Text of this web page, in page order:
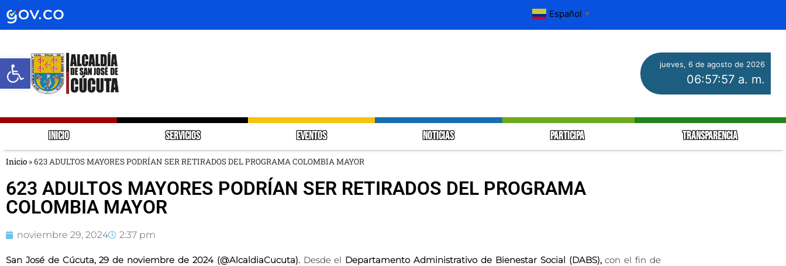
Abrir barra de herramientas
Español ▼
jueves, 6 de agosto de 2026
06:57:58 a. m.
INICIO SERVICIOS EVENTOS NOTICIAS PARTICIPA TRANSPARENCIA
Inicio »623 ADULTOS MAYORES PODRÍAN SER RETIRADOS DEL PROGRAMA COLOMBIA MAYOR
623 ADULTOS MAYORES PODRÍAN SER RETIRADOS DEL PROGRAMA
COLOMBIA MAYOR
noviembre 29, 2024 2:37 pm
San José de Cúcuta, 29 de noviembre de 2024 (@AlcaldiaCucuta).Desde el Departamento Administrativo de Bienestar Social (DABS),con el fin de